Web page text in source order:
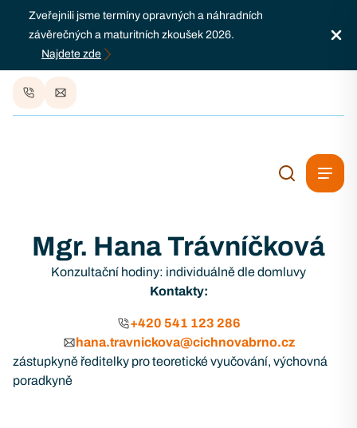
Zveřejnili jsme termíny opravných a náhradních
závěrečných a maturitních zkoušek 2026.
Najdete zde
Mgr. Hana Trávníčková
Konzultační hodiny: individuálně dle domluvy
Kontakty:
+420 541 123 286
hana.travnickova@cichnovabrno.cz
zástupkyně ředitelky pro teoretické vyučování, výchovná
poradkyně